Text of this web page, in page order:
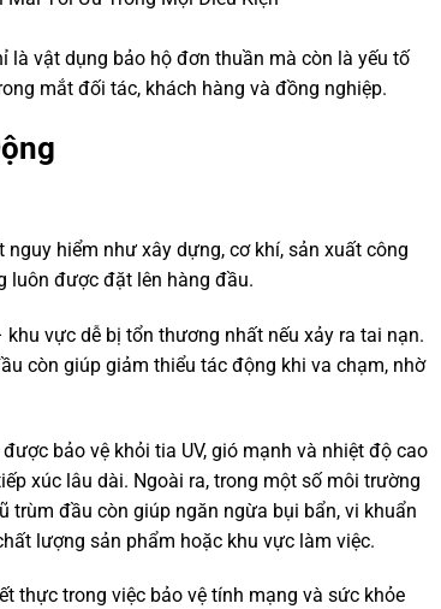
là vật dụng bảo hộ đơn thuần mà còn là yếu tố
mắt đối tác, khách hàng và đồng nghiệp.
hiểm như xây dựng, cơ khí, sản xuất công
luôn được đặt lên hàng đầu.
vực dễ bị tổn thương nhất nếu xảy ra tai nạn.
còn giúp giảm thiểu tác động khi va chạm, nhờ
bảo vệ khỏi tia UV, gió mạnh và nhiệt độ cao
xúc lâu dài. Ngoài ra, trong một số môi trường
trùm đầu còn giúp ngăn ngừa bụi bẩn, vi khuẩn
lượng sản phẩm hoặc khu vực làm việc.
thực trong việc bảo vệ tính mạng và sức khỏe